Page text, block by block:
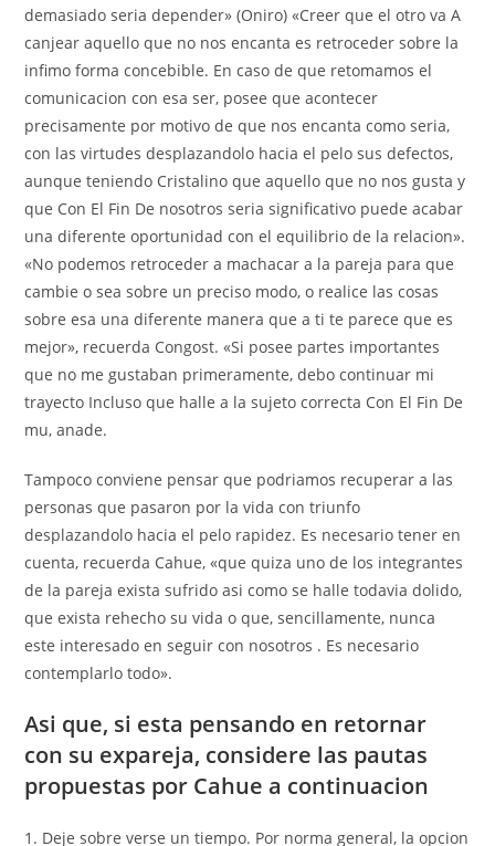
demasiado seri­a depender» (Oniro) «Creer que el otro va A
canjear aquello que no nos encanta es retroceder sobre la
infimo forma concebible. En caso de que retomamos el
comunicacion con esa ser, posee que acontecer
precisamente por motivo de que nos encanta como seri­a,
con las virtudes desplazandolo hacia el pelo sus defectos,
aunque teniendo Cristalino que aquello que no nos gusta y
que Con El Fin De nosotros seri­a significativo puede acabar
una diferente oportunidad con el equilibrio de la relacion».
«No podemos retroceder a machacar a la pareja para que
cambie o sea sobre un preciso modo, o realice las cosas
sobre esa una diferente manera que a ti te parece que es
mejor», recuerda Congost. «Si posee partes importantes
que no me gustaban primeramente, debo continuar mi
trayecto Incluso que halle a la sujeto correcta Con El Fin De
mu, anade.
Tampoco conviene pensar que podri­amos recuperar a las
personas que pasaron por la vida con triunfo
desplazandolo hacia el pelo rapidez. Es necesario tener en
cuenta, recuerda Cahue, «que quiza uno de los integrantes
de la pareja exista sufrido asi­ como se halle todavia dolido,
que exista rehecho su vida o que, sencillamente, nunca
este interesado en seguir con nosotros . Es necesario
contemplarlo todo».
Asi que, si esta pensando en retornar
con su expareja, considere las pautas
propuestas por Cahue a continuacion
1. Deje sobre verse un tiempo. Por norma general, la opcion